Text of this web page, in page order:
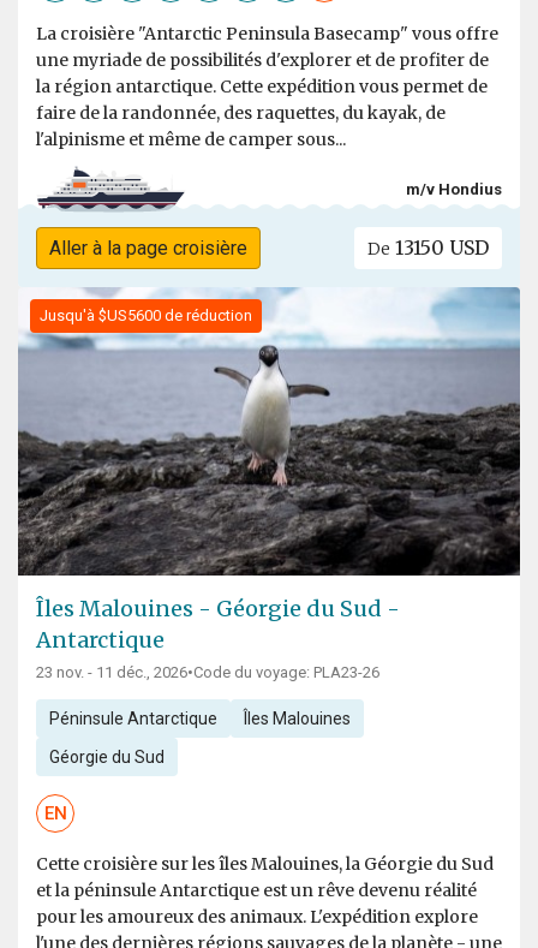
La croisière "Antarctic Peninsula Basecamp" vous offre
une myriade de possibilités d'explorer et de profiter de
la région antarctique. Cette expédition vous permet de
faire de la randonnée, des raquettes, du kayak, de
l'alpinisme et même de camper sous...
m/v Hondius
Aller à la page croisière De 13150 USD
Jusqu'à $US5600 de réduction
Îles Malouines - Géorgie du Sud -
Antarctique
23 nov. - 11 déc., 2026•Code du voyage: PLA23-26
Péninsule Antarctique Îles Malouines
Géorgie du Sud
EN
Cette croisière sur les îles Malouines, la Géorgie du Sud
et la péninsule Antarctique est un rêve devenu réalité
pour les amoureux des animaux. L'expédition explore
l'une des dernières régions sauvages de la planète - une